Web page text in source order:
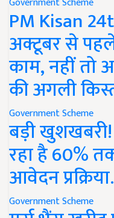
PM Kisan
अक्टूबर से
काम, नहीं तो
की अगली
Government Scheme
बड़ी
रहा है 60%
आवेदन
Government Scheme